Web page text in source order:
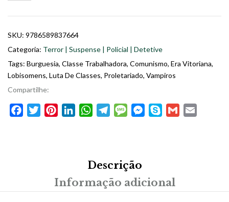
SKU: 9786589837664
Categoria: Terror | Suspense | Policial | Detetive
Tags: Burguesia, Classe Trabalhadora, Comunismo, Era Vitoriana,
Lobisomens, Luta De Classes, Proletariado, Vampiros
Compartilhe:
FacebookTwitterPinterestLinkedInWhatsAppTelegramMessageMessenger
Skype Gmail
Descrição
Informação adicional